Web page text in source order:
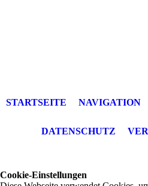
STARTSEITE NAVIGATION
DATENSCHUTZ
Cookie-Einstellungen